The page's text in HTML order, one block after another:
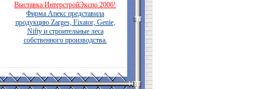
Выставка ИнтерстройЭкспо 2006!
Фирма Апекс представила
продукцию Zarges, Fixator, Genie,
Nifty и строительные леса
собственного производства.